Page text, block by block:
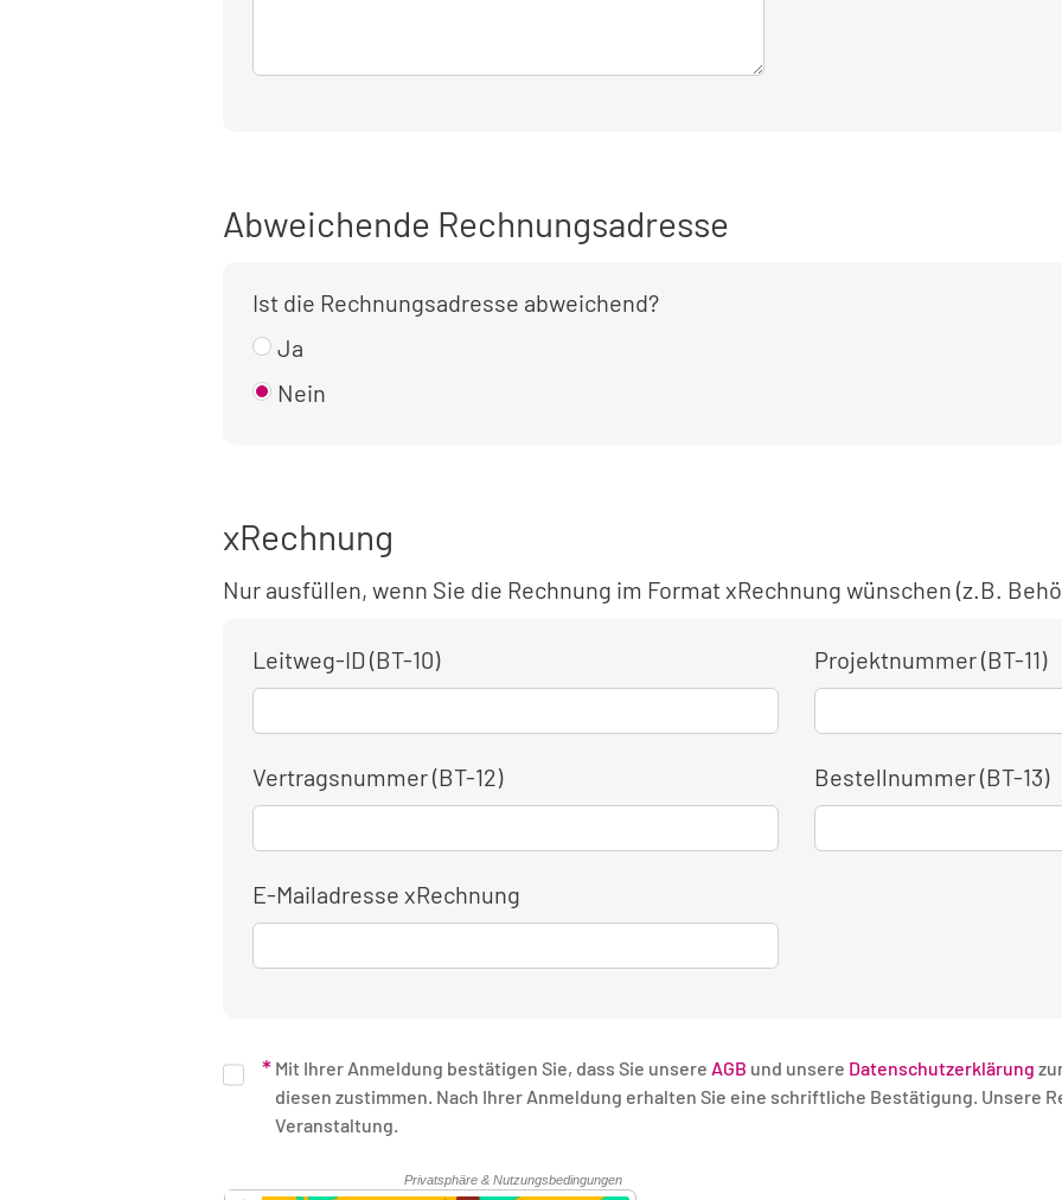
Abweichende Rechnungsadresse
Ist die Rechnungsadresse abweichend?
Ja
Nein
xRechnung
Nur ausfüllen, wenn Sie die Rechnung im Format xRechnung wünschen (z.B.
Leitweg-ID (BT-10) Projektnummer (BT-11)
Vertragsnummer (BT-12) Bestellnummer (BT-13)
E-Mailadresse xRechnung
Mit Ihrer Anmeldung bestätigen Sie, dass Sie unsere AGB und unsere Datenschutzerklärung
diesen zustimmen. Nach Ihrer Anmeldung erhalten Sie eine schriftliche Bestätigung. Unsere Rechnung erhalten Sie nach Ende der
Veranstaltung.
Sicherheitsüberprüfung